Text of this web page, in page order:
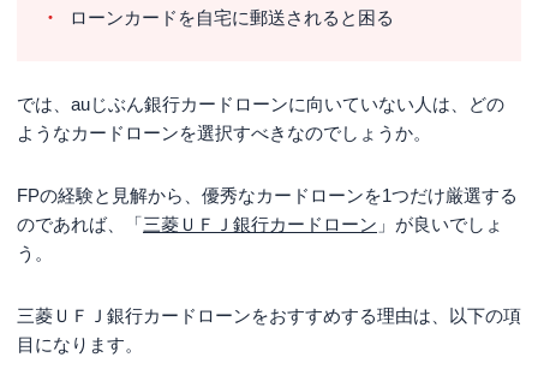
ローンカードを自宅に郵送されると困る
では、auじぶん銀行カードローンに向いていない人は、どの
ようなカードローンを選択すべきなのでしょうか。
FPの経験と見解から、優秀なカードローンを1つだけ厳選する
のであれば、「三菱ＵＦＪ銀行カードローン 」が良いでしょ
う。
三菱ＵＦＪ銀行カードローンをおすすめする理由は、以下の項
目になります。